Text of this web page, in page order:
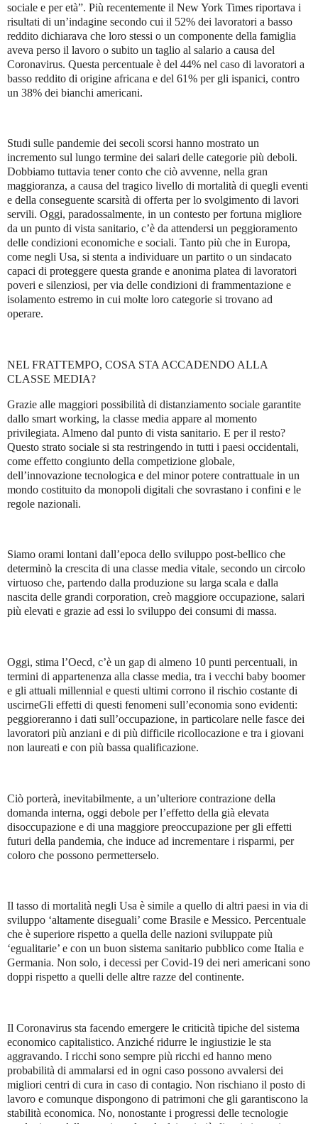
sociale e per età”. Più recentemente il New York Times riportava i
risultati di un’indagine secondo cui il 52% dei lavoratori a basso
reddito dichiarava che loro stessi o un componente della famiglia
aveva perso il lavoro o subito un taglio al salario a causa del
Coronavirus. Questa percentuale è del 44% nel caso di lavoratori a
basso reddito di origine africana e del 61% per gli ispanici, contro
un 38% dei bianchi americani.
Studi sulle pandemie dei secoli scorsi hanno mostrato un
incremento sul lungo termine dei salari delle categorie più deboli.
Dobbiamo tuttavia tener conto che ciò avvenne, nella gran
maggioranza, a causa del tragico livello di mortalità di quegli eventi
e della conseguente scarsità di offerta per lo svolgimento di lavori
servili. Oggi, paradossalmente, in un contesto per fortuna migliore
da un punto di vista sanitario, c’è da attendersi un peggioramento
delle condizioni economiche e sociali. Tanto più che in Europa,
come negli Usa, si stenta a individuare un partito o un sindacato
capaci di proteggere questa grande e anonima platea di lavoratori
poveri e silenziosi, per via delle condizioni di frammentazione e
isolamento estremo in cui molte loro categorie si trovano ad
operare.
NEL FRATTEMPO, COSA STA ACCADENDO ALLA
CLASSE MEDIA?
Grazie alle maggiori possibilità di distanziamento sociale garantite
dallo smart working, la classe media appare al momento
privilegiata. Almeno dal punto di vista sanitario. E per il resto?
Questo strato sociale si sta restringendo in tutti i paesi occidentali,
come effetto congiunto della competizione globale,
dell’innovazione tecnologica e del minor potere contrattuale in un
mondo costituito da monopoli digitali che sovrastano i confini e le
regole nazionali.
Siamo orami lontani dall’epoca dello sviluppo post-bellico che
determinò la crescita di una classe media vitale, secondo un circolo
virtuoso che, partendo dalla produzione su larga scala e dalla
nascita delle grandi corporation, creò maggiore occupazione, salari
più elevati e grazie ad essi lo sviluppo dei consumi di massa.
Oggi, stima l’Oecd, c’è un gap di almeno 10 punti percentuali, in
termini di appartenenza alla classe media, tra i vecchi baby boomer
e gli attuali millennial e questi ultimi corrono il rischio costante di
uscirneGli effetti di questi fenomeni sull’economia sono evidenti:
peggioreranno i dati sull’occupazione, in particolare nelle fasce dei
lavoratori più anziani e di più difficile ricollocazione e tra i giovani
non laureati e con più bassa qualificazione.
Ciò porterà, inevitabilmente, a un’ulteriore contrazione della
domanda interna, oggi debole per l’effetto della già elevata
disoccupazione e di una maggiore preoccupazione per gli effetti
futuri della pandemia, che induce ad incrementare i risparmi, per
coloro che possono permetterselo.
Il tasso di mortalità negli Usa è simile a quello di altri paesi in via di
sviluppo ‘altamente diseguali’ come Brasile e Messico. Percentuale
che è superiore rispetto a quella delle nazioni sviluppate più
‘egualitarie’ e con un buon sistema sanitario pubblico come Italia e
Germania. Non solo, i decessi per Covid-19 dei neri americani sono
doppi rispetto a quelli delle altre razze del continente.
Il Coronavirus sta facendo emergere le criticità tipiche del sistema
economico capitalistico. Anziché ridurre le ingiustizie le sta
aggravando. I ricchi sono sempre più ricchi ed hanno meno
probabilità di ammalarsi ed in ogni caso possono avvalersi dei
migliori centri di cura in caso di contagio. Non rischiano il posto di
lavoro e comunque dispongono di patrimoni che gli garantiscono la
stabilità economica. No, nonostante i progressi delle tecnologie